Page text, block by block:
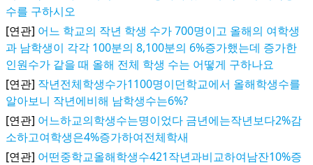
수를 구하시오
[연관] 어느 학교의 작년 학생 수가 700명이고 올해의 여학생
과 남학생이 각각 100분의 8,100분의 6%증가했는데 증가한
인원수가 같을 때 올해 전체 학생 수는 어떻게 구하나요
[연관] 작년전체학생수가1100명이던학교에서 올해학생수를
알아보니 작년에비해 남학생수는6%?
[연관] 어느하교의학생수는명이었다 금년에는작년보다2%감
소하고여학생은4%증가하여전체학새
[연관] 어떤중학교올해학생수421작년과비교하여남잔10%증